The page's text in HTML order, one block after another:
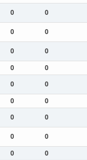
0 0
0 0
0 0
0 0
0 0
0 0
0 0
0 0
0 0